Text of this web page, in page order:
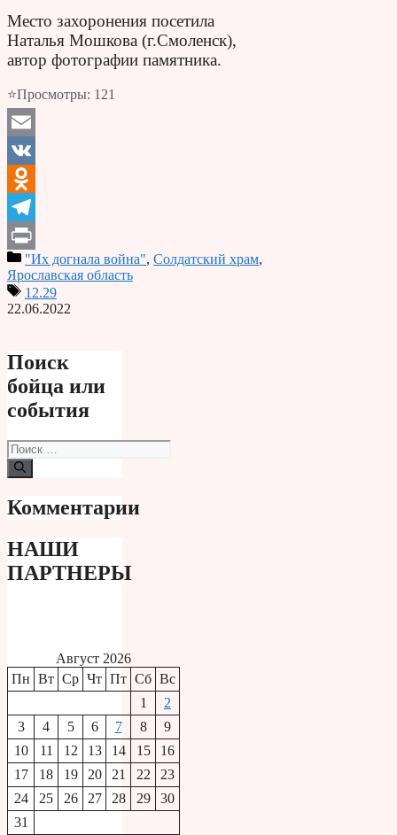
Место захоронения посетила
Наталья Мошкова (г.Смоленск),
автор фотографии памятника.
⭐Просмотры: 121
Email
VK
Odnoklassniki
Telegram
Print"Их догнала война", Солдатский храм,
Ярославская область
12.29
22.06.2022
Поиск
бойца или
события
Поиск:
Комментарии
НАШИ
ПАРТНЕРЫ
Август 2026
Пн Вт Ср Чт Пт Сб Вс
1
2
3
4 5 6 7 8
9
10
11 12 13 14 15
16
17
18 19 20 21 22
23
24
25 26 27 28 29
30
31